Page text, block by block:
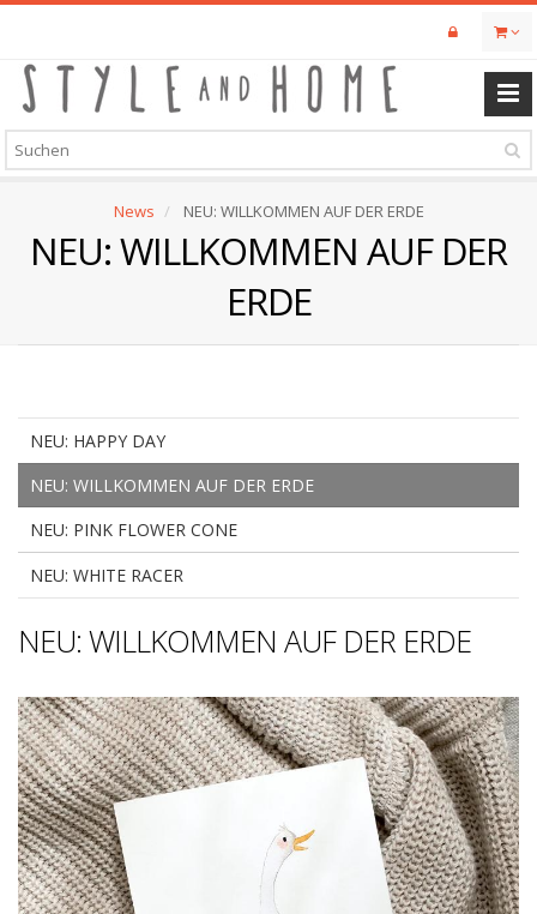
Skip
main
content
News NEU: WILLKOMMEN AUF DER ERDE
NEU: WILLKOMMEN AUF DER
ERDE
NEU: HAPPY DAY
NEU: WILLKOMMEN AUF DER ERDE
NEU: PINK FLOWER CONE
NEU: WHITE RACER
NEU: WILLKOMMEN AUF DER ERDE